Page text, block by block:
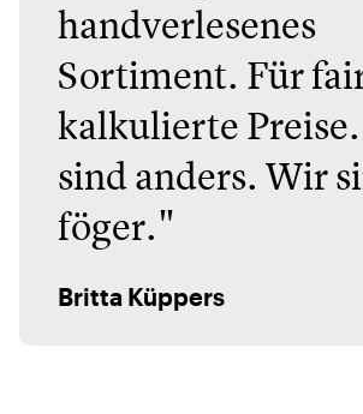
handverlesenes
Sortiment. Für
kalkulierte
sind anders. Wir
föger."
Britta Küppers